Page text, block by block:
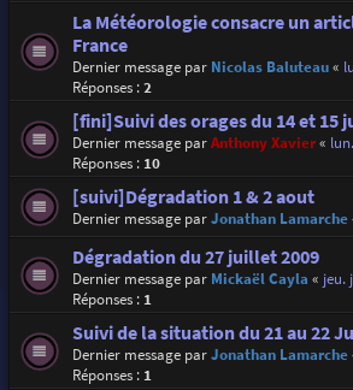
La Météorologie consacre un
France
Dernier message par Nicolas Baluteau«
Réponses :2
[fini]Suivi des orages du 14 et 15
Dernier message parAnthony Xavier«
Réponses : 10
[suivi]Dégradation 1 & 2 aout
Dernier message parJonathan Lamarche
Dégradation du 27 juillet 2009
Dernier message par Mickaël Cayla « jeu.
Réponses : 1
Suivi de la situation du 21 au 22
Dernier message parJonathan Lamarche
Réponses : 1